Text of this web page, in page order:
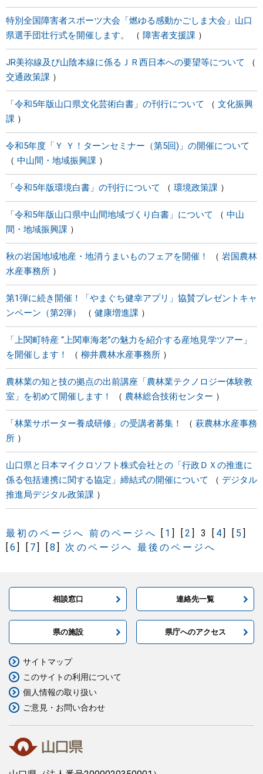
特別全国障害者スポーツ大会「燃ゆる感動かごしま大会」山口
県選手団壮行式を開催します。
障害者支援課
JR美祢線及び山陰本線に係るＪＲ西日本への要望等について
交通政策課
「令和5年版山口県文化芸術白書」の刊行について
文化振興
課
令和5年度「Ｙ Ｙ！ターンセミナー（第5回)」の開催について
中山間・地域振興課
「令和5年版環境白書」の刊行について 環境政策課
「令和5年版山口県中山間地域づくり白書」について
中山
間・地域振興課
秋の岩国地域地産・地消うまいものフェアを開催！
岩国農林
水産事務所
第1弾に続き開催！「やまぐち健幸アプリ」協賛プレゼントキャ
ンペーン（第2弾）
健康増進課
「上関町特産 “上関車海老”の魅力を紹介する産地見学ツアー」
を開催します！
柳井農林水産事務所
農林業の知と技の拠点の出前講座「農林業テクノロジー体験教
室」を初めて開催します！
農林総合技術センター
「林業サポーター養成研修」の受講者募集！
萩農林水産事務
所
山口県と日本マイクロソフト株式会社との「行政ＤＸの推進に
係る包括連携に関する協定」締結式の開催について
デジタル
推進局デジタル政策課
最初のページへ 前のページへ [ 1] [2] 3 [ 4] [ 5]
[6] [ 7] [8] 次のページへ 最後のページへ
相談窓口 連絡先一覧
県の施設 県庁へのアクセス
サイトマップ
このサイトの利用について
個人情報の取り扱い
ご意見・お問い合わせ